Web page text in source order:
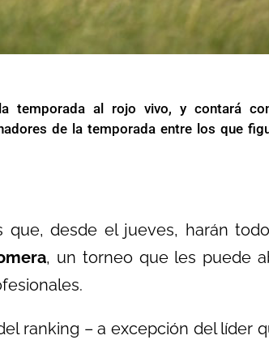
temporada al rojo vivo, y contará
de la temporada entre los que
desde el jueves, harán
, un torneo que les puede
ranking – a excepción del líder